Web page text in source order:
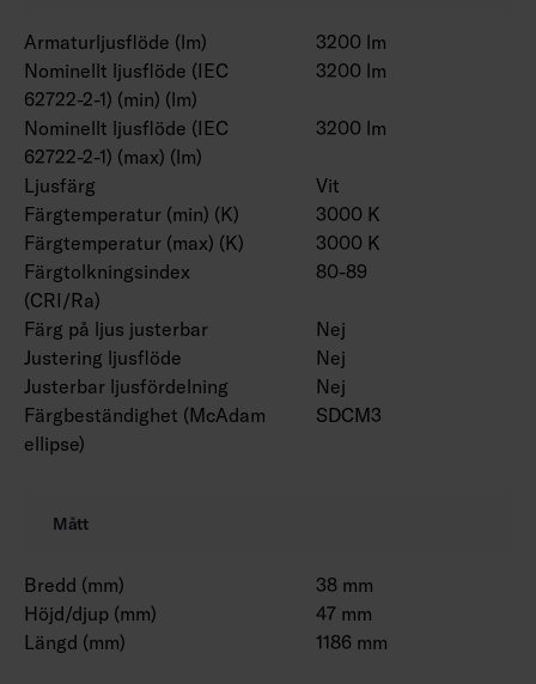
Armaturljusflöde (lm)
3200 lm
Nominellt ljusflöde (IEC
62722-2-1) (min) (lm)
3200 lm
Nominellt ljusflöde (IEC
62722-2-1) (max) (lm)
3200 lm
Ljusfärg
Vit
Färgtemperatur (min) (K)
3000 K
Färgtemperatur (max) (K)
3000 K
Färgtolkningsindex
(CRI/Ra)
80-89
Färg på ljus justerbar
Nej
Justering ljusflöde
Nej
Justerbar ljusfördelning
Nej
Färgbeständighet (McAdam
ellipse)
SDCM3
Mått
Bredd (mm)
38 mm
Höjd/djup (mm)
47 mm
Längd (mm)
1186 mm